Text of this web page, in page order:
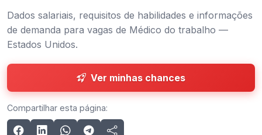
Dados salariais, requisitos de habilidades e informações
de demanda para vagas de Médico do trabalho —
Estados Unidos.
Ver minhas chances
Compartilhar esta página: